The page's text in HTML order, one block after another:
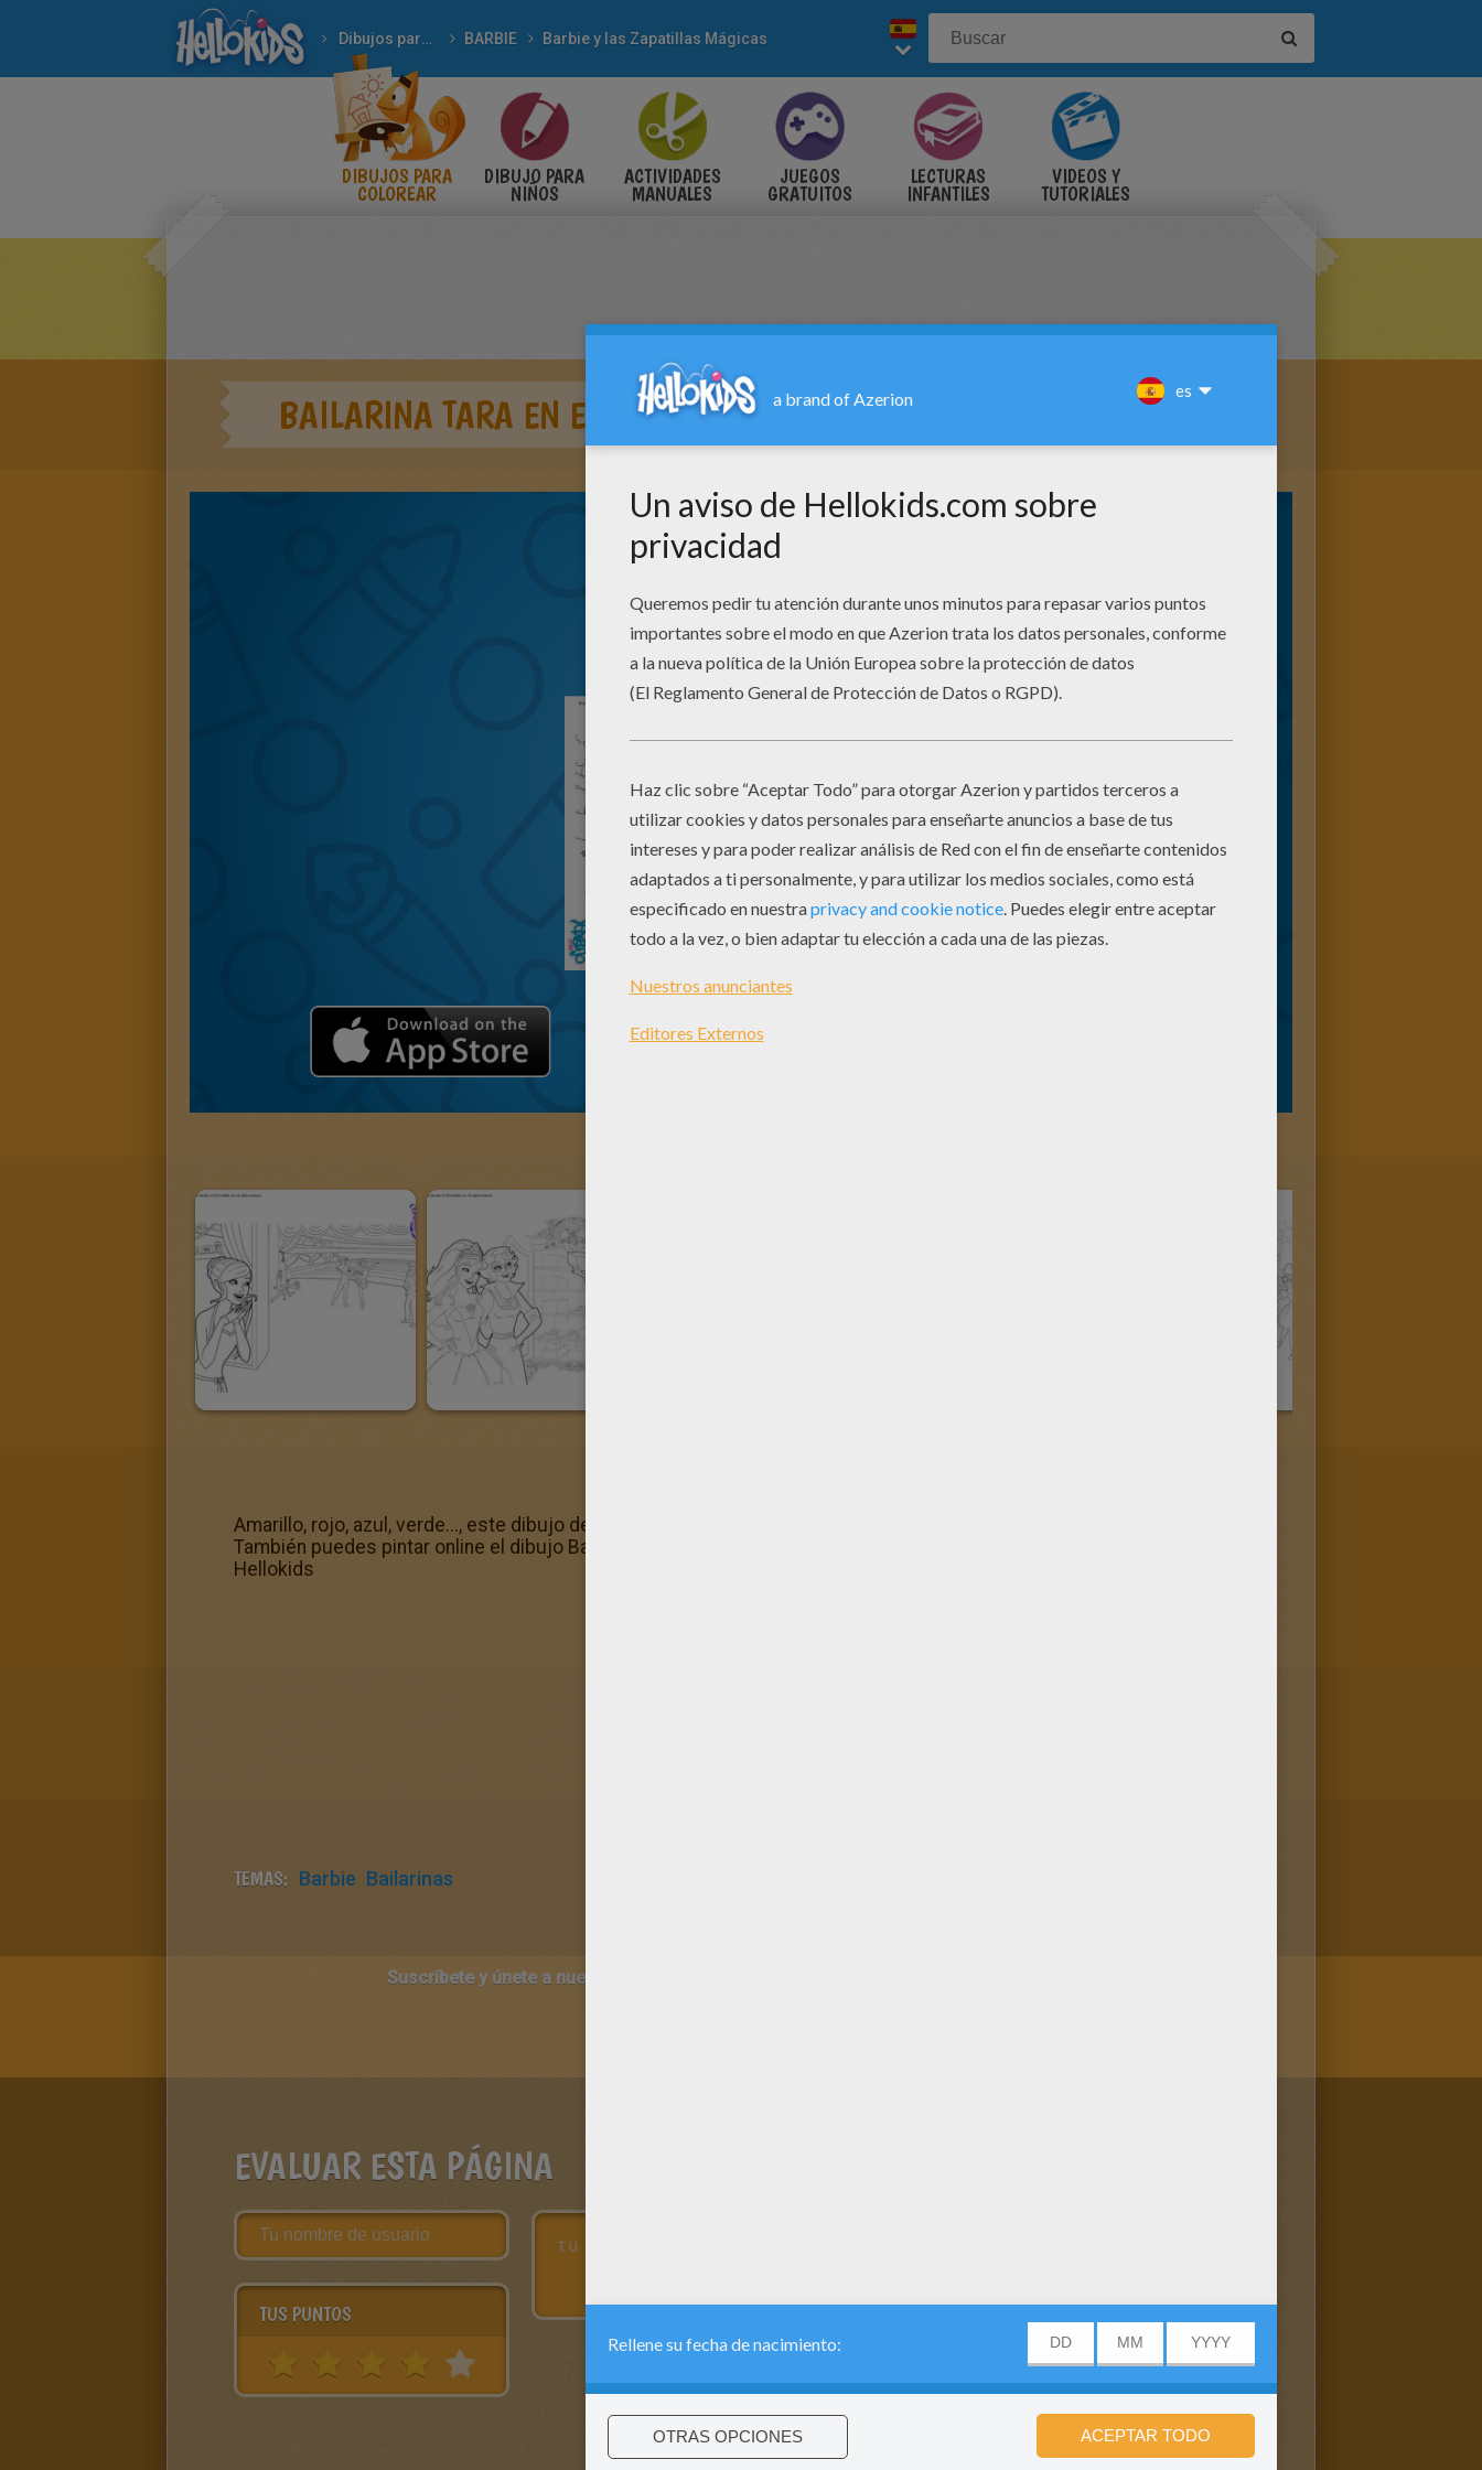
Dibujos para Colorear BARBIE Barbie y las Zapatillas Mágicas
DIBUJOS PARA
COLOREAR
DIBUJO PARA
NIÑOS
ACTIVIDADES
MANUALES
JUEGOS
GRATUITOS
LECTURAS
INFANTILES
VIDEOS Y
TUTORIALES
BAILARINA TARA EN EL LAGO DE LOS CISNES
Amarillo, rojo, azul, verde..., este dibujo de Bailarina Tara en El lago de los Cisnes te saldrá muy bien una vez pintado.
También puedes pintar online el dibujo Bailarina Tara en El lago de los Cisnes con la fábrica para colorear en línea de
Hellokids
TEMAS: Barbie Bailarinas
Suscríbete y únete a nuestro canal de vídeos para niños en Youtube:
EVALUAR ESTA PÁGINA
TUS PUNTOS